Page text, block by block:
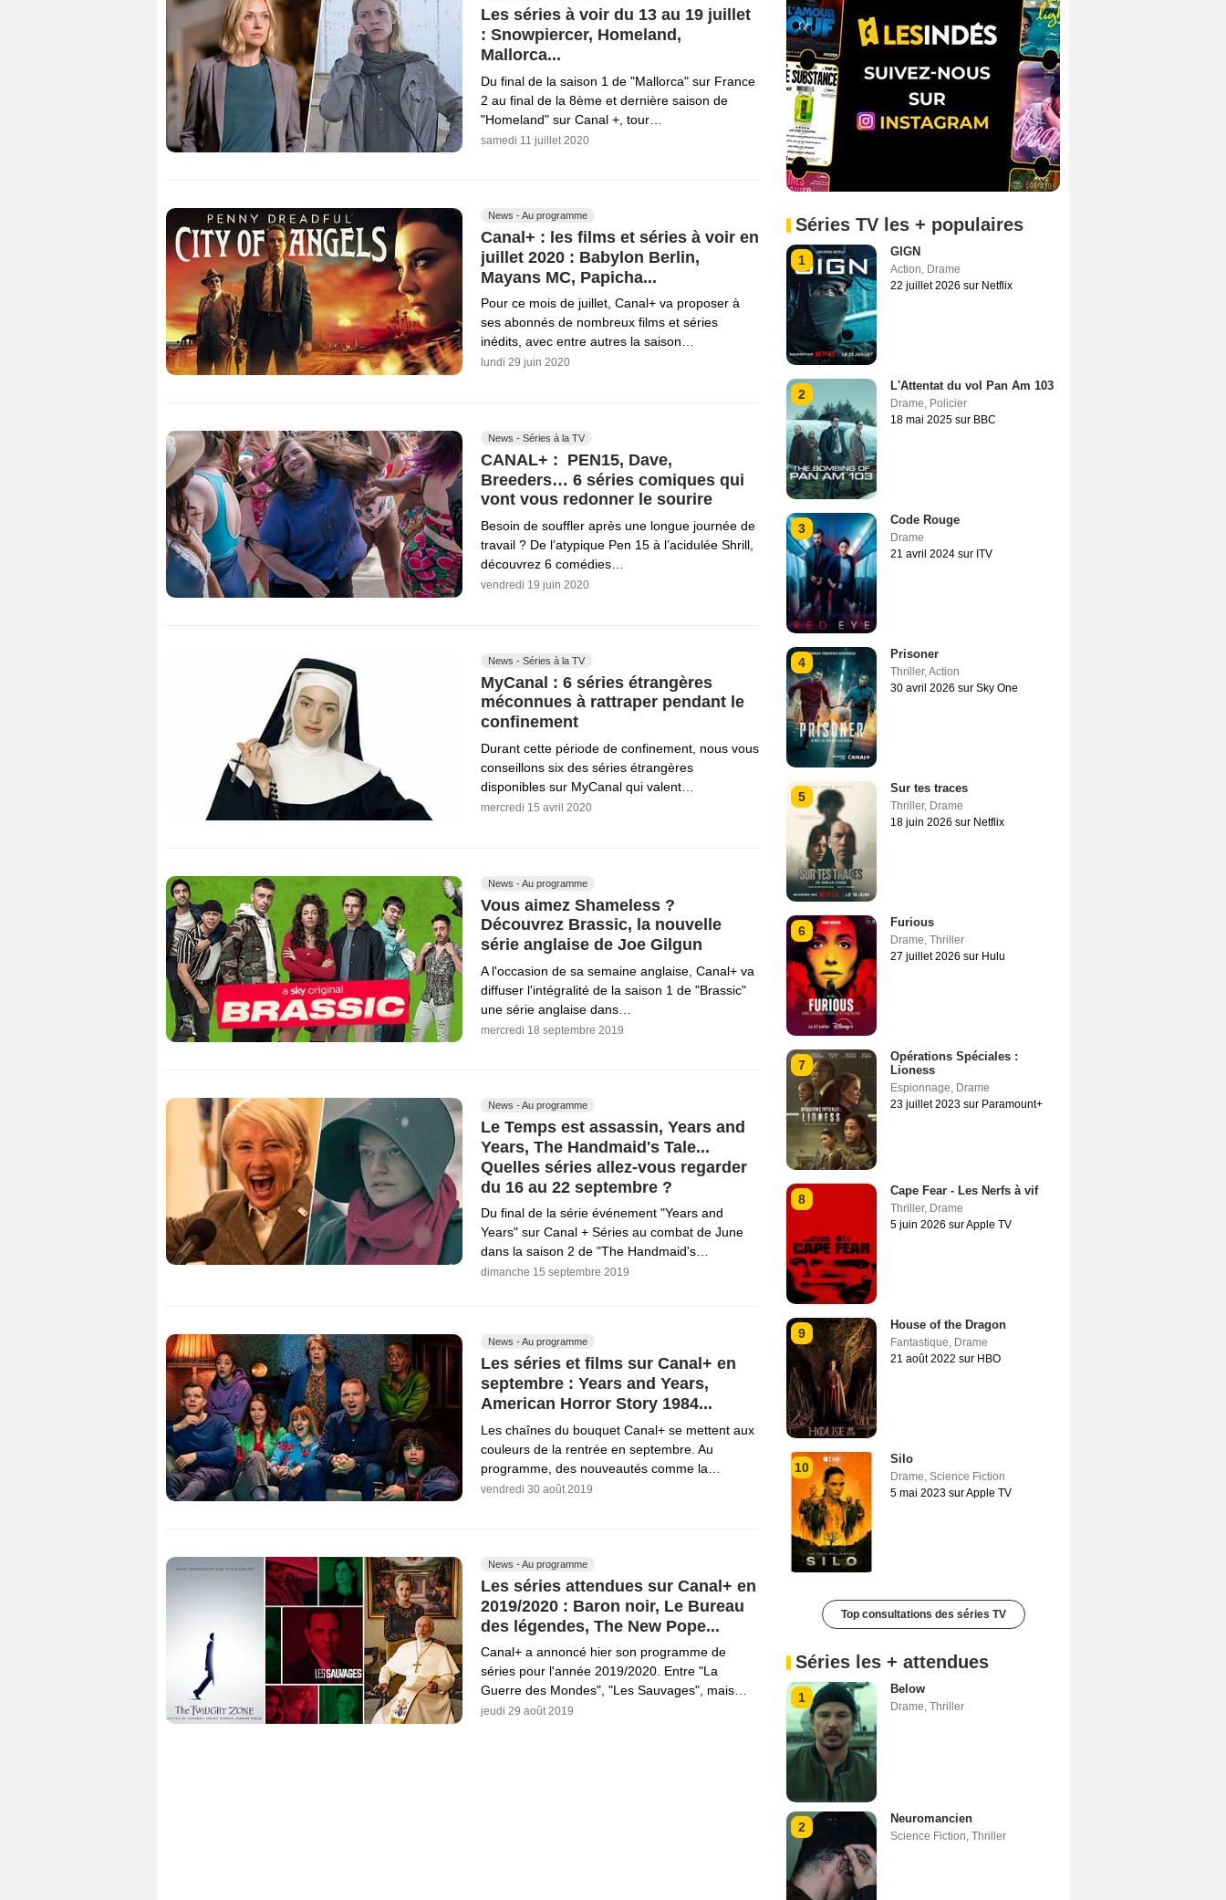
Les séries à voir du 13 au 19 juillet
: Snowpiercer, Homeland,
Mallorca...
Du final de la saison 1 de "Mallorca" sur France
2 au final de la 8ème et dernière saison de
"Homeland" sur Canal +, tour…
samedi 11 juillet 2020
News - Au programme
Canal+ : les films et séries à voir en
juillet 2020 : Babylon Berlin,
Mayans MC, Papicha...
Pour ce mois de juillet, Canal+ va proposer à
ses abonnés de nombreux films et séries
inédits, avec entre autres la saison…
lundi 29 juin 2020
News - Séries à la TV
CANAL+ : PEN15, Dave,
Breeders… 6 séries comiques qui
vont vous redonner le sourire
Besoin de souffler après une longue journée de
travail ? De l’atypique Pen 15 à l’acidulée Shrill,
découvrez 6 comédies…
vendredi 19 juin 2020
News - Séries à la TV
MyCanal : 6 séries étrangères
méconnues à rattraper pendant le
confinement
Durant cette période de confinement, nous vous
conseillons six des séries étrangères
disponibles sur MyCanal qui valent…
mercredi 15 avril 2020
News - Au programme
Vous aimez Shameless ?
Découvrez Brassic, la nouvelle
série anglaise de Joe Gilgun
A l'occasion de sa semaine anglaise, Canal+ va
diffuser l'intégralité de la saison 1 de "Brassic"
une série anglaise dans…
mercredi 18 septembre 2019
News - Au programme
Le Temps est assassin, Years and
Years, The Handmaid's Tale...
Quelles séries allez-vous regarder
du 16 au 22 septembre ?
Du final de la série événement "Years and
Years" sur Canal + Séries au combat de June
dans la saison 2 de "The Handmaid's…
dimanche 15 septembre 2019
News - Au programme
Les séries et films sur Canal+ en
septembre : Years and Years,
American Horror Story 1984...
Les chaînes du bouquet Canal+ se mettent aux
couleurs de la rentrée en septembre. Au
programme, des nouveautés comme la…
vendredi 30 août 2019
News - Au programme
Les séries attendues sur Canal+ en
2019/2020 : Baron noir, Le Bureau
des légendes, The New Pope...
Canal+ a annoncé hier son programme de
séries pour l'année 2019/2020. Entre "La
Guerre des Mondes", "Les Sauvages", mais…
jeudi 29 août 2019
Séries TV les + populaires
1
GIGN
Action, Drame
22 juillet 2026 sur Netflix
2
L'Attentat du vol Pan Am 103
Drame, Policier
18 mai 2025 sur BBC
3
Code Rouge
Drame
21 avril 2024 sur ITV
4
Prisoner
Thriller,Action
30 avril 2026 sur Sky One
5
Sur tes traces
Thriller, Drame
18 juin 2026 sur Netflix
6
Furious
Drame, Thriller
27 juillet 2026 sur Hulu
7
Opérations Spéciales :
Lioness
Espionnage, Drame
23 juillet 2023 sur Paramount+
8
Cape Fear - Les Nerfs à vif
Thriller, Drame
5 juin 2026 sur Apple TV
9
House of the Dragon
Fantastique, Drame
21 août 2022 sur HBO
10
Silo
Drame, Science Fiction
5 mai 2023 sur Apple TV
Top consultations des séries TV
Séries les + attendues
1
Below
Drame, Thriller
2
Neuromancien
Science Fiction, Thriller